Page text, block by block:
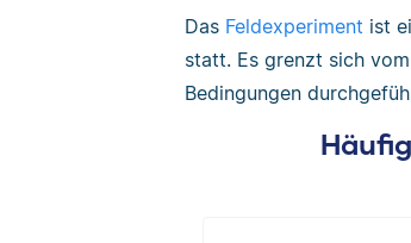
Das Feldexperiment ist
statt. Es grenzt sich
Bedingungen